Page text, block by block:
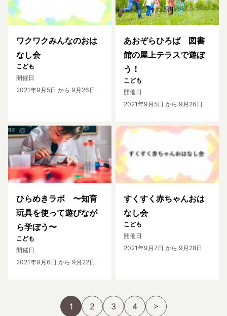
ワクワクみんなのおは
なし会
こども
開催日
2021年9月5日 から 9月26日
あおぞらひろば 図書
館の屋上テラスで遊ぼ
う！
こども
開催日
2021年9月5日 から 9月26日
ひらめきラボ 〜知育
玩具を使って遊びなが
ら学ぼう〜
こども
開催日
2021年9月6日 から 9月22日
すくすく赤ちゃんおは
なし会
こども
開催日
2021年9月7日 から 9月28日
1 2 3 4